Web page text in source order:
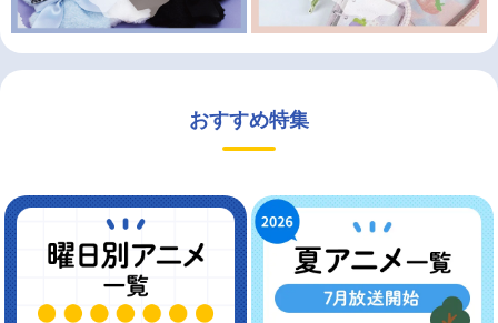
おすすめ特集